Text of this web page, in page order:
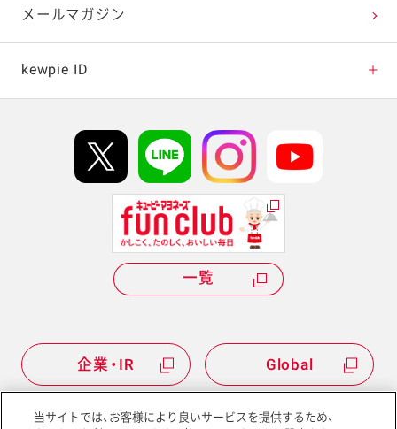
企業・IR Global
テレビ・ラジオ
キャンペーン・イベント
メールマガジン
kewpie ID
Hi! kewpieについて
Qummyについて
一覧
当サイトでは、お客様により良いサービスを提供するため、